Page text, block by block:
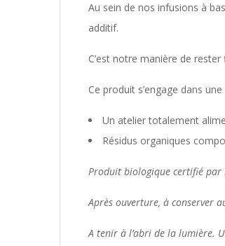
Au sein de nos infusions à
additif.
C’est notre manière de
Ce produit s’engage dans
Un atelier totalement
Résidus organiques
Produit biologique certifié par
Après ouverture, à conserver
A tenir à l’abri de la lumière.